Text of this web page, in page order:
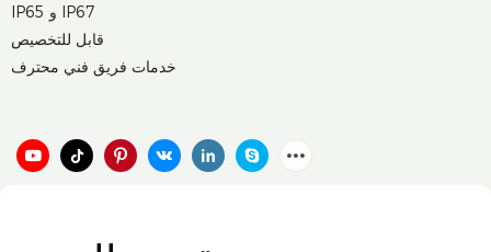
IP65 و IP67
قابل للتخصيص
خدمات فريق فني محترف